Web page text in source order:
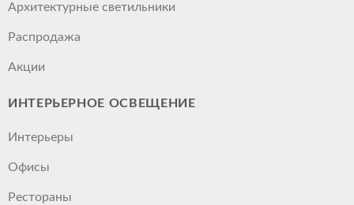
Архитектурные светильники
Распродажа
Акции
ИНТЕРЬЕРНОЕ ОСВЕЩЕНИЕ
Интерьеры
Офисы
Рестораны